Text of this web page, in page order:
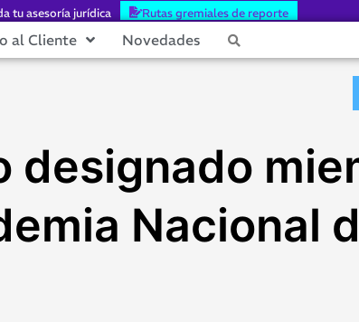
tu asesoría jurídica Rutas gremiales de reporte
al Cliente Novedades
designado
Nacional